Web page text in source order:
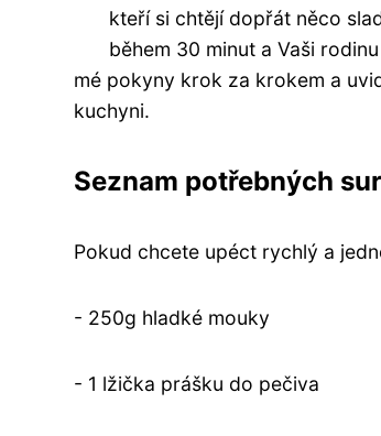
kteří si chtějí dopřát něco
během 30 minut a Vaši
mé pokyny krok za krokem a
kuchyni.
Seznam potřebných
Pokud chcete upéct rychlý a
- 250g hladké mouky
- 1 lžička prášku do pečiva